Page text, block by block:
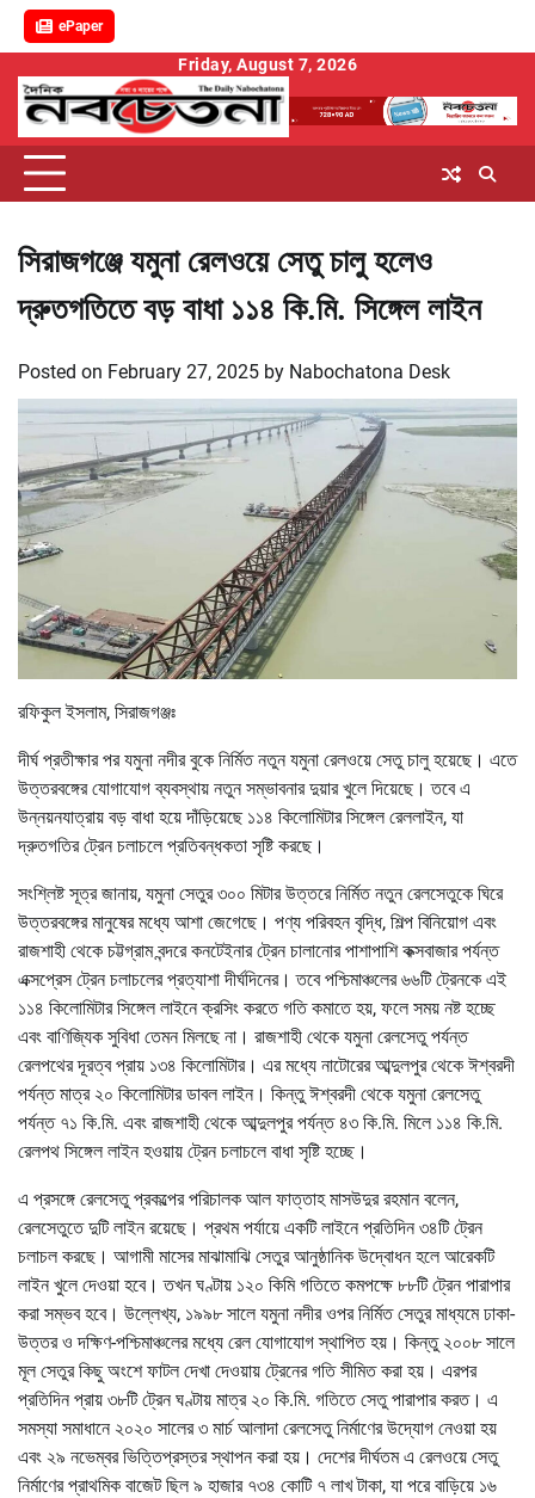
ePaper
content
Friday, August 7, 2026
সিরাজগঞ্জে যমুনা রেলওয়ে সেতু চালু হলেও
দ্রুতগতিতে বড় বাধা ১১৪ কি.মি. সিঙ্গেল লাইন
Posted on February 27, 2025 by Nabochatona Desk
রফিকুল ইসলাম, সিরাজগঞ্জঃ
দীর্ঘ প্রতীক্ষার পর যমুনা নদীর বুকে নির্মিত নতুন যমুনা রেলওয়ে সেতু চালু হয়েছে। এতে
উত্তরবঙ্গের যোগাযোগ ব্যবস্থায় নতুন সম্ভাবনার দুয়ার খুলে দিয়েছে। তবে এ
উন্নয়নযাত্রায় বড় বাধা হয়ে দাঁড়িয়েছে ১১৪ কিলোমিটার সিঙ্গেল রেললাইন, যা
দ্রুতগতির ট্রেন চলাচলে প্রতিবন্ধকতা সৃষ্টি করছে।
সংশ্লিষ্ট সূত্র জানায়, যমুনা সেতুর ৩০০ মিটার উত্তরে নির্মিত নতুন রেলসেতুকে ঘিরে
উত্তরবঙ্গের মানুষের মধ্যে আশা জেগেছে। পণ্য পরিবহন বৃদ্ধি, শিল্প বিনিয়োগ এবং
রাজশাহী থেকে চট্টগ্রাম বন্দরে কনটেইনার ট্রেন চালানোর পাশাপাশি কক্সবাজার পর্যন্ত
এক্সপ্রেস ট্রেন চলাচলের প্রত্যাশা দীর্ঘদিনের। তবে পশ্চিমাঞ্চলের ৬৬টি ট্রেনকে এই
১১৪ কিলোমিটার সিঙ্গেল লাইনে ক্রসিং করতে গতি কমাতে হয়, ফলে সময় নষ্ট হচ্ছে
এবং বাণিজ্যিক সুবিধা তেমন মিলছে না। রাজশাহী থেকে যমুনা রেলসেতু পর্যন্ত
রেলপথের দূরত্ব প্রায় ১৩৪ কিলোমিটার। এর মধ্যে নাটোরের আব্দুলপুর থেকে ঈশ্বরদী
পর্যন্ত মাত্র ২০ কিলোমিটার ডাবল লাইন। কিন্তু ঈশ্বরদী থেকে যমুনা রেলসেতু
পর্যন্ত ৭১ কি.মি. এবং রাজশাহী থেকে আব্দুলপুর পর্যন্ত ৪৩ কি.মি. মিলে ১১৪ কি.মি.
রেলপথ সিঙ্গেল লাইন হওয়ায় ট্রেন চলাচলে বাধা সৃষ্টি হচ্ছে।
এ প্রসঙ্গে রেলসেতু প্রকল্পের পরিচালক আল ফাত্তাহ মাসউদুর রহমান বলেন,
রেলসেতুতে দুটি লাইন রয়েছে। প্রথম পর্যায়ে একটি লাইনে প্রতিদিন ৩৪টি ট্রেন
চলাচল করছে। আগামী মাসের মাঝামাঝি সেতুর আনুষ্ঠানিক উদ্বোধন হলে আরেকটি
লাইন খুলে দেওয়া হবে। তখন ঘণ্টায় ১২০ কিমি গতিতে কমপক্ষে ৮৮টি ট্রেন পারাপার
করা সম্ভব হবে। উল্লেখ্য, ১৯৯৮ সালে যমুনা নদীর ওপর নির্মিত সেতুর মাধ্যমে ঢাকা-
উত্তর ও দক্ষিণ-পশ্চিমাঞ্চলের মধ্যে রেল যোগাযোগ স্থাপিত হয়। কিন্তু ২০০৮ সালে
মূল সেতুর কিছু অংশে ফাটল দেখা দেওয়ায় ট্রেনের গতি সীমিত করা হয়। এরপর
প্রতিদিন প্রায় ৩৮টি ট্রেন ঘণ্টায় মাত্র ২০ কি.মি. গতিতে সেতু পারাপার করত। এ
সমস্যা সমাধানে ২০২০ সালের ৩ মার্চ আলাদা রেলসেতু নির্মাণের উদ্যোগ নেওয়া হয়
এবং ২৯ নভেম্বর ভিত্তিপ্রস্তর স্থাপন করা হয়। দেশের দীর্ঘতম এ রেলওয়ে সেতু
নির্মাণের প্রাথমিক বাজেট ছিল ৯ হাজার ৭৩৪ কোটি ৭ লাখ টাকা, যা পরে বাড়িয়ে ১৬